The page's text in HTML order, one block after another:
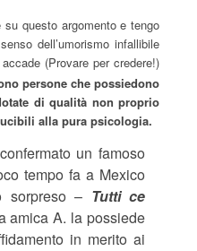
questo argomento e tengo
dell’umorismo infallibile
(Provare per credere!)
persone che possiedono
di qualità non proprio
alla pura psicologia.
un famoso
tempo fa a Mexico
– Tutti ce
amica A. la possiede
in merito ai